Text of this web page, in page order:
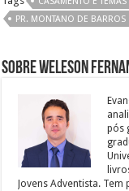
PR. MONTANO DE BARROS
Sobre Weleson
pós
Jovens Adventista.